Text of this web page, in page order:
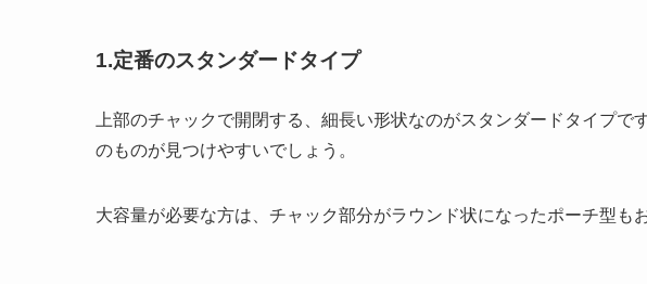
1.定番のスタンダードタイプ
上部のチャックで開閉する、細長い形状なのがスタンダードタイプです
のものが見つけやすいでしょう。
大容量が必要な方は、チャック部分がラウンド状になったポーチ型も